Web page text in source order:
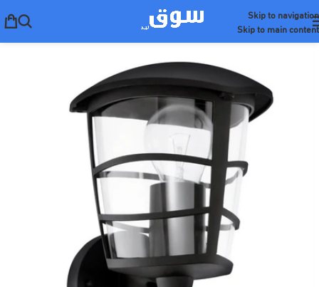
Skip to navigation
Skip to main content